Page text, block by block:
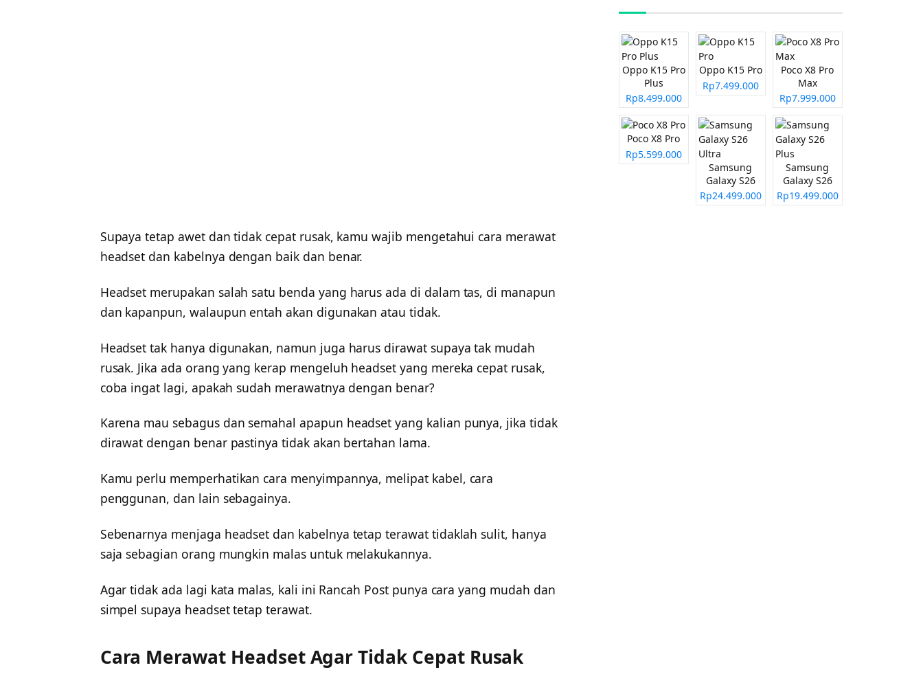
Supaya tetap awet dan tidak cepat rusak, kamu wajib mengetahui cara merawat
headset dan kabelnya dengan baik dan benar.
Headset merupakan salah satu benda yang harus ada di dalam tas, di manapun
dan kapanpun, walaupun entah akan digunakan atau tidak.
Headset tak hanya digunakan, namun juga harus dirawat supaya tak mudah
rusak. Jika ada orang yang kerap mengeluh headset yang mereka cepat rusak,
coba ingat lagi, apakah sudah merawatnya dengan benar?
Karena mau sebagus dan semahal apapun headset yang kalian punya, jika tidak
dirawat dengan benar pastinya tidak akan bertahan lama.
Kamu perlu memperhatikan cara menyimpannya, melipat kabel, cara
penggunan, dan lain sebagainya.
Sebenarnya menjaga headset dan kabelnya tetap terawat tidaklah sulit, hanya
saja sebagian orang mungkin malas untuk melakukannya.
Agar tidak ada lagi kata malas, kali ini Rancah Post punya cara yang mudah dan
simpel supaya headset tetap terawat.
Cara Merawat Headset Agar Tidak Cepat Rusak
Oppo K15 Pro
Plus
Rp8.499.000
Oppo K15 Pro
Rp7.499.000
Poco X8 Pro
Max
Rp7.999.000
Poco X8 Pro
Rp5.599.000
Samsung
Galaxy S26
Ultra
Rp24.499.000
Samsung
Galaxy S26
Plus
Rp19.499.000